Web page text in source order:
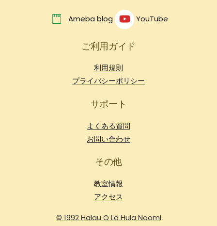
Ameba blog YouTube
ご利用ガイド
利用規則
プライバシーポリシー
サポート
よくある質問
お問い合わせ
その他
教室情報
アクセス
© 1992 Halau O La Hula Naomi